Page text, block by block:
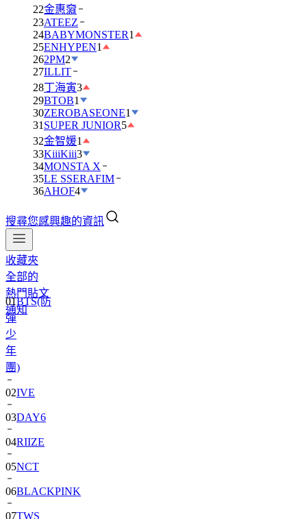
22金惠奫
23ATEEZ
24BABYMONSTER1
25ENHYPEN1
262PM2
27ILLIT
28丁海寅3
29BTOB1
30ZEROBASEONE1
31 SUPER JUNIOR5
32金智媛1
33KiiiKiii3
34MONSTA X
35LE SSERAFIM
36AHOF4
搜尋您感興趣的資訊
收藏夾
全部的
熱門貼文
通知
01BTS(防
彈
少
年
團)
02IVE
03DAY6
04RIIZE
05NCT
06BLACKPINK
07TWS
08